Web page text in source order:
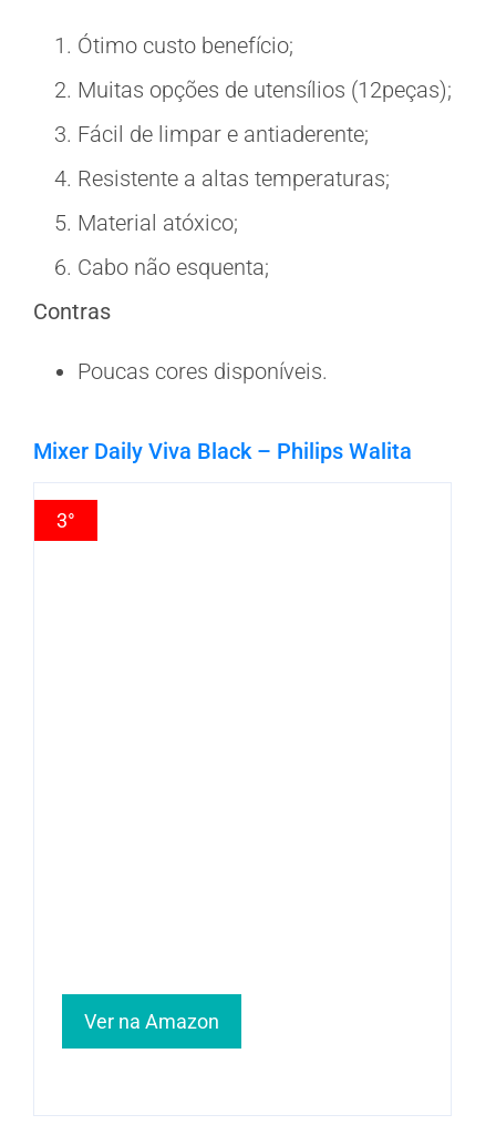
Ótimo custo benefício;
Muitas opções de utensílios (12peças);
Fácil de limpar e antiaderente;
Resistente a altas temperaturas;
Material atóxico;
Cabo não esquenta;
Contras
Poucas cores disponíveis.
Mixer Daily Viva Black – Philips Walita
3°
Ver na Amazon